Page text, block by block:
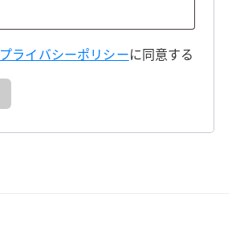
プライバシーポリシーに同意する